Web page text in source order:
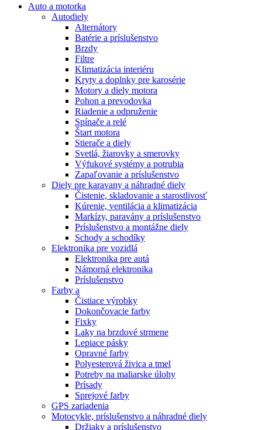
Auto a motorka
Autodiely
Alternátory
Batérie a príslušenstvo
Brzdy
Filtre
Klimatizácia interiéru
Kryty a doplnky pre karosérie
Motory a diely motora
Pohon a prevodovka
Riadenie a odpruženie
Spínače a relé
Štart motora
Stierače a diely
Svetlá, žiarovky a smerovky
Výfukové systémy a potrubia
Zapaľovanie a príslušenstvo
Diely pre karavany a náhradné diely
Čistenie, skladovanie a starostlivosť
Kúrenie, ventilácia a klimatizácia
Markízy, paravány a príslušenstvo
Príslušenstvo a montážne diely
Schody a schodíky
Elektronika pre vozidlá
Elektronika pre autá
Námorná elektronika
Príslušenstvo
Farby a
Čistiace výrobky
Dokončovacie farby
Fixky
Laky na brzdové strmene
Lepiace pásky
Opravné farby
Polyesterová živica a tmel
Potreby na maliarske úlohy
Prísady
Sprejové farby
GPS zariadenia
Motocykle, príslušenstvo a náhradné diely
Držiaky a príslušenstvo